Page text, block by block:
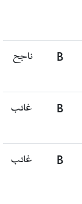
B ناجح
B غائب
B غائب